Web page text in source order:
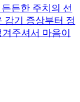
든한 주치의 선
감기 증상부터 정
주셔서 마음이